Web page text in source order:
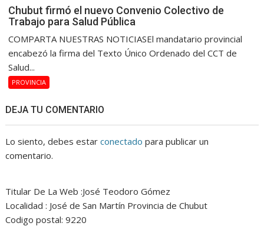
Chubut firmó el nuevo Convenio Colectivo de
Trabajo para Salud Pública
COMPARTA NUESTRAS NOTICIASEl mandatario provincial
encabezó la firma del Texto Único Ordenado del CCT de
Salud...
PROVINCIA
DEJA TU COMENTARIO
Lo siento, debes estarconectado para publicar un
comentario.
Titular De La Web :José Teodoro Gómez
Localidad : José de San Martín Provincia de Chubut
Codigo postal: 9220